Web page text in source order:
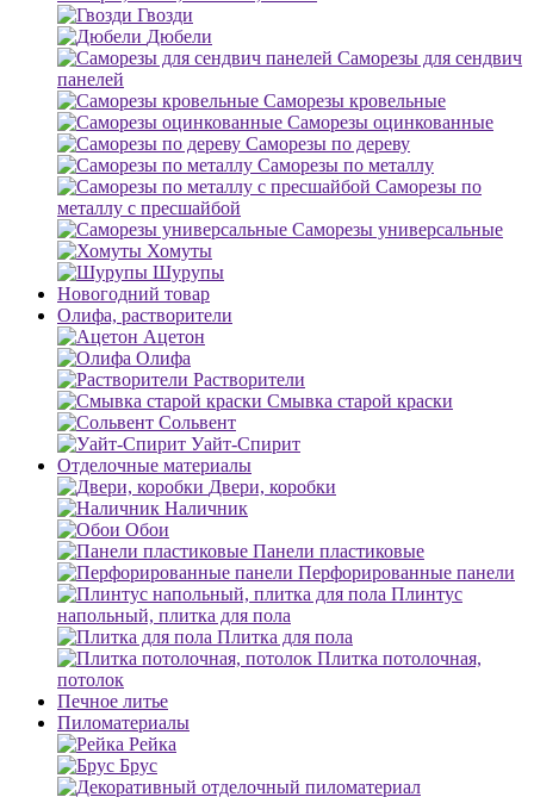
Гвозди
Дюбели
Саморезы для сендвич
панелей
Саморезы кровельные
Саморезы оцинкованные
Саморезы по дереву
Саморезы по металлу
Саморезы по
металлу с пресшайбой
Саморезы универсальные
Хомуты
Шурупы
Новогодний товар
Олифа, растворители
Ацетон
Олифа
Растворители
Смывка старой краски
Сольвент
Уайт-Спирит
Отделочные материалы
Двери, коробки
Наличник
Обои
Панели пластиковые
Перфорированные панели
Плинтус
напольный, плитка для пола
Плитка для пола
Плитка потолочная,
потолок
Печное литье
Пиломатериалы
Рейка
Брус